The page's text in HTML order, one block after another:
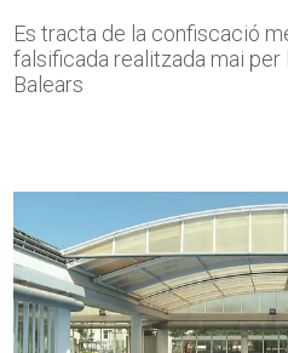
Es tracta de la confiscació
falsificada realitzada mai per
Balears